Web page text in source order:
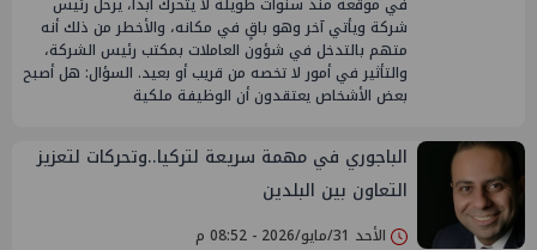
شركة ويأتي آخر وهو باقٍ في مكانه، والأخطر من ذلك أنه
متهم بالتدخل في شؤون العاملات بمكتب رئيس الشركة،
والتأثير في أمور لا تخصه من قريب أو بعيد. السؤال: هل أصبح
بعض الأشخاص يعتقدون أن الوظيفة ملكية
الباجوري في مهمة سريعة لتركيا..وتحركات لتعزيز
التعاون بين البلدين
الأحد 31/مايو/2026 - 08:52 م